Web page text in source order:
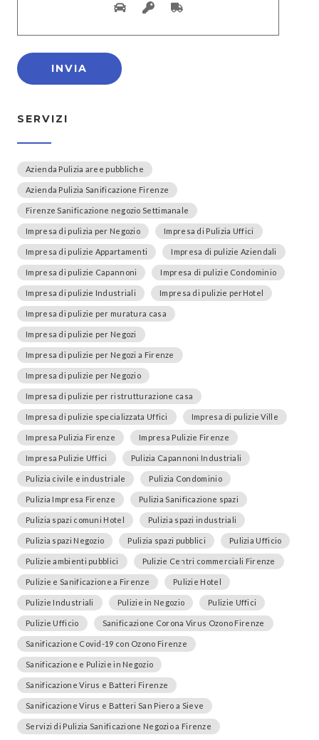
SERVIZI
Azienda Pulizia aree pubbliche
Azienda Pulizia Sanificazione Firenze
Firenze Sanificazione negozio Settimanale
Impresa di pulizia per Negozio Impresa di Pulizia Uffici
Impresa di pulizie Appartamenti Impresa di pulizie Aziendali
Impresa di pulizie Capannoni Impresa di pulizie Condominio
Impresa di pulizie Industriali Impresa di pulizie perHotel
Impresa di pulizie per muratura casa
Impresa di pulizie per Negozi
Impresa di pulizie per Negozi a Firenze
Impresa di pulizie per Negozio
Impresa di pulizie per ristrutturazione casa
Impresa di pulizie specializzata Uffici Impresa di pulizie Ville
Impresa Pulizia Firenze Impresa Pulizie Firenze
Impresa Pulizie Uffici Pulizia Capannoni Industriali
Pulizia civile e industriale Pulizia Condominio
Pulizia Impresa Firenze Pulizia Sanificazione spazi
Pulizia spazi comuni Hotel Pulizia spazi industriali
Pulizia spazi Negozio Pulizia spazi pubblici Pulizia Ufficio
Pulizie ambienti pubblici Pulizie Centri commerciali Firenze
Pulizie e Sanificazione a Firenze Pulizie Hotel
Pulizie Industriali Pulizie in Negozio Pulizie Uffici
Pulizie Ufficio Sanificazione Corona Virus Ozono Firenze
Sanificazione Covid-19 con Ozono Firenze
Sanificazione e Pulizie in Negozio
Sanificazione Virus e Batteri Firenze
Sanificazione Virus e Batteri San Piero a Sieve
Servizi di Pulizia Sanificazione Negozio a Firenze